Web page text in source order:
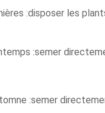
:disposer les
:semer
:semer